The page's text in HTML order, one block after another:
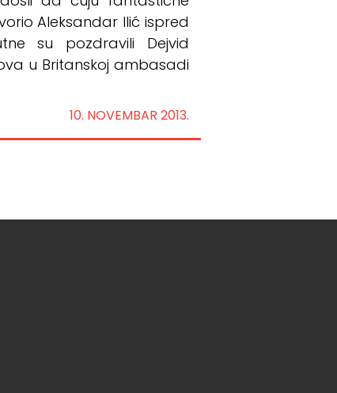
Aleksandar Ilić ispred
su pozdravili Dejvid
u Britanskoj ambasadi
10. NOVEMBAR 2013.